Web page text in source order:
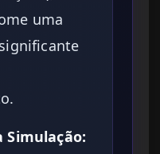
uma
Simulação: